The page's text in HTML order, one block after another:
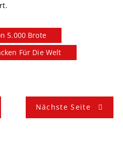
5.000 Brote
Für Die Welt
Nächste Seite